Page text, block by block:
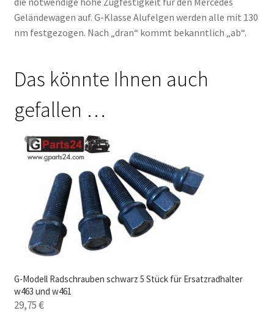
Geländewagen auf. G-Klasse Alufelgen werden alle mit 130
nm festgezogen. Nach „dran“ kommt bekanntlich „ab“.
Das könnte Ihnen auch
gefallen …
G-Modell Radschrauben schwarz 5 Stück für Ersatzradhalter
w463 und w461
29,75€